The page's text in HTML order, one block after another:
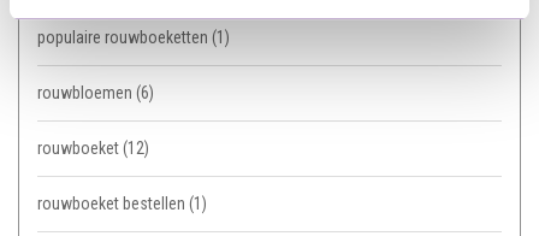
populaire rouwboeketten (1)
rouwbloemen (6)
rouwboeket(12)
rouwboeket bestellen (1)